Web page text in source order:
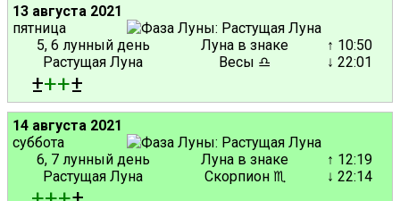
13 августа 2021
пятница
5, 6 лунный день
Растущая Луна
Луна в знаке
Весы ♎
↑ 10:50
↓ 22:01
±++±
14 августа 2021
суббота
6, 7 лунный день
Растущая Луна
Луна в знаке
Скорпион ♏
↑ 12:19
↓ 22:14